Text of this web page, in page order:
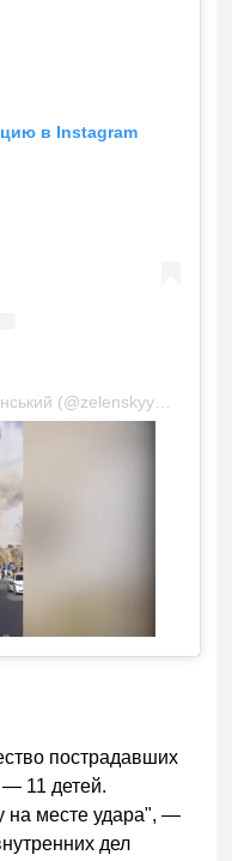
в Instagram
пострадавших
— 11 детей.
на месте удара", —
дел